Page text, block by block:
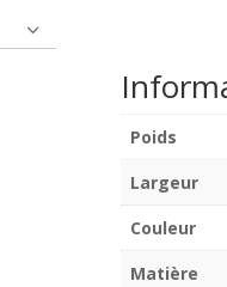
Poids
Largeur
Couleur
Matière